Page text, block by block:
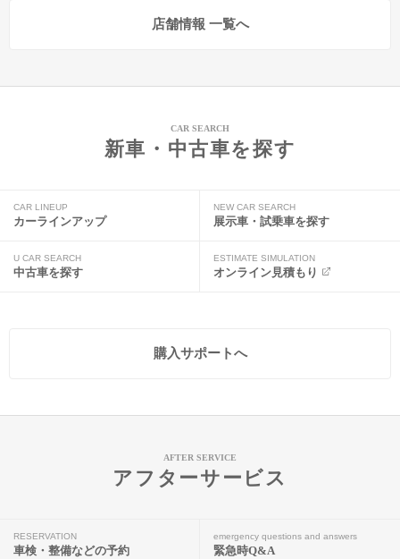
店舗情報 一覧へ
CAR SEARCH
新車・中古車を探す
CAR LINEUP
カーラインアップ
NEW CAR SEARCH
展示車・試乗車を探す
U CAR SEARCH
中古車を探す
ESTIMATE SIMULATION
オンライン見積もり
購入サポートへ
AFTER SERVICE
アフターサービス
RESERVATION
車検・整備などの予約
emergency questions and answers
緊急時Q&A